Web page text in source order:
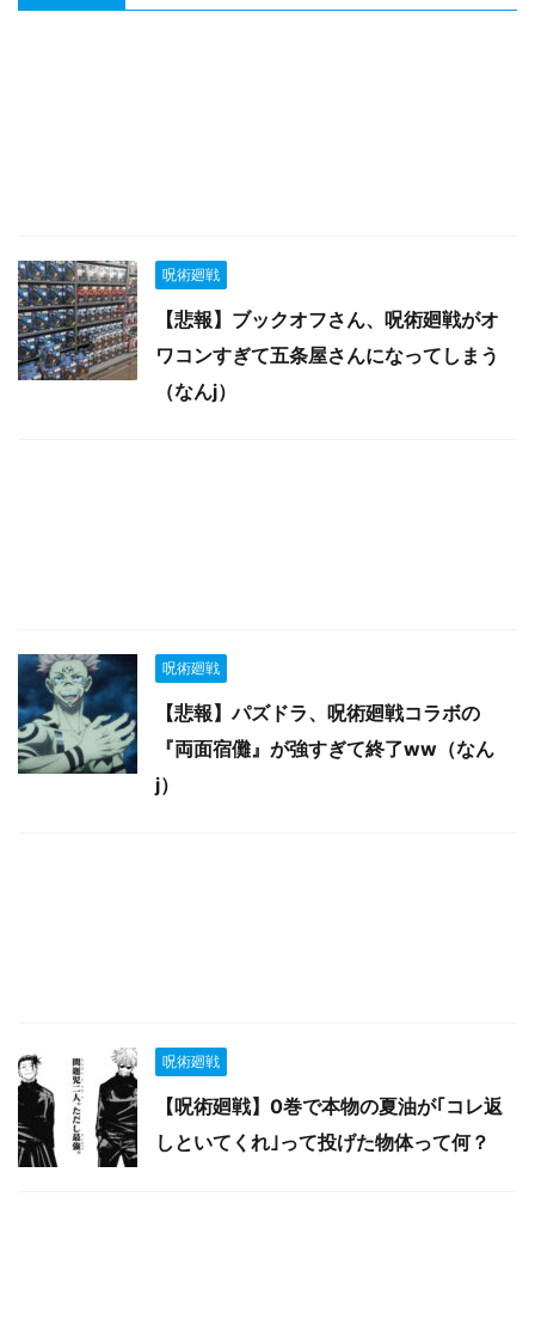
呪術廻戦
【悲報】ブックオフさん、呪術廻戦がオ
ワコンすぎて五条屋さんになってしまう
（なんj）
呪術廻戦
【悲報】パズドラ、呪術廻戦コラボの
『両面宿儺』が強すぎて終了ww（なん
j）
呪術廻戦
【呪術廻戦】0巻で本物の夏油が｢コレ返
しといてくれ｣って投げた物体って何？